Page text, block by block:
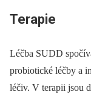
Terapie
Léčba SUDD
probiotické léčby a
léčiv. V terapii jsou